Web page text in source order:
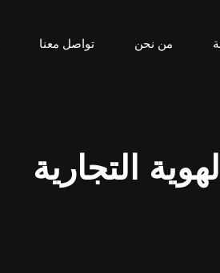
من نحن تواصل معنا
الهوية التجارية